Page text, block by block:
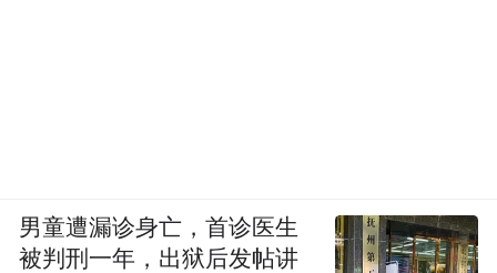
男童遭漏诊身亡，首诊医生
被判刑一年，出狱后发帖讲